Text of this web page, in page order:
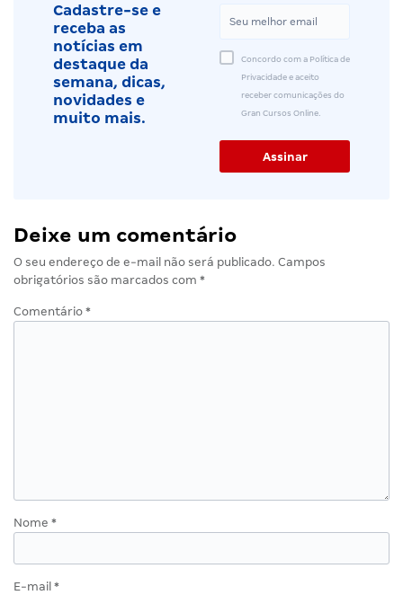
Cadastre-se e
receba as
notícias em
destaque da
semana, dicas,
novidades e
muito mais.
Concordo com a Política de
Privacidade e aceito
receber comunicações do
Gran Cursos Online.
Deixe um comentário
O seu endereço de e-mail não será publicado. Campos
obrigatórios são marcados com *
Comentário *
Nome *
E-mail *